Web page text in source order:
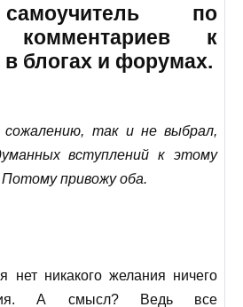
по
комментариев к
блогах и форумах.
сожалению, так и не выбрал,
вступлений к этому
привожу оба.
нет никакого желания ничего
А смысл? Ведь все